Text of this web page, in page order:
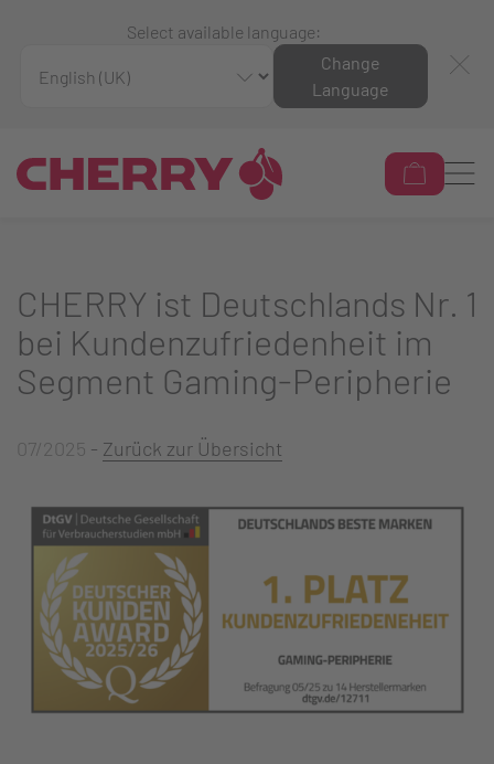
Select available language:
Change
Language
CHERRY ist Deutschlands Nr. 1
bei Kundenzufriedenheit im
Segment Gaming-Peripherie
07/2025 - Zurück zur Übersicht